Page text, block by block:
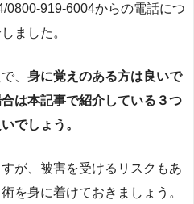
0800-919-6004からの電話につ
ました。
、 身に覚えのある方は良いで
は本記事で紹介している３つ
でしょう。
が、被害を受けるリスクもあ
を身に着けておきましょう。